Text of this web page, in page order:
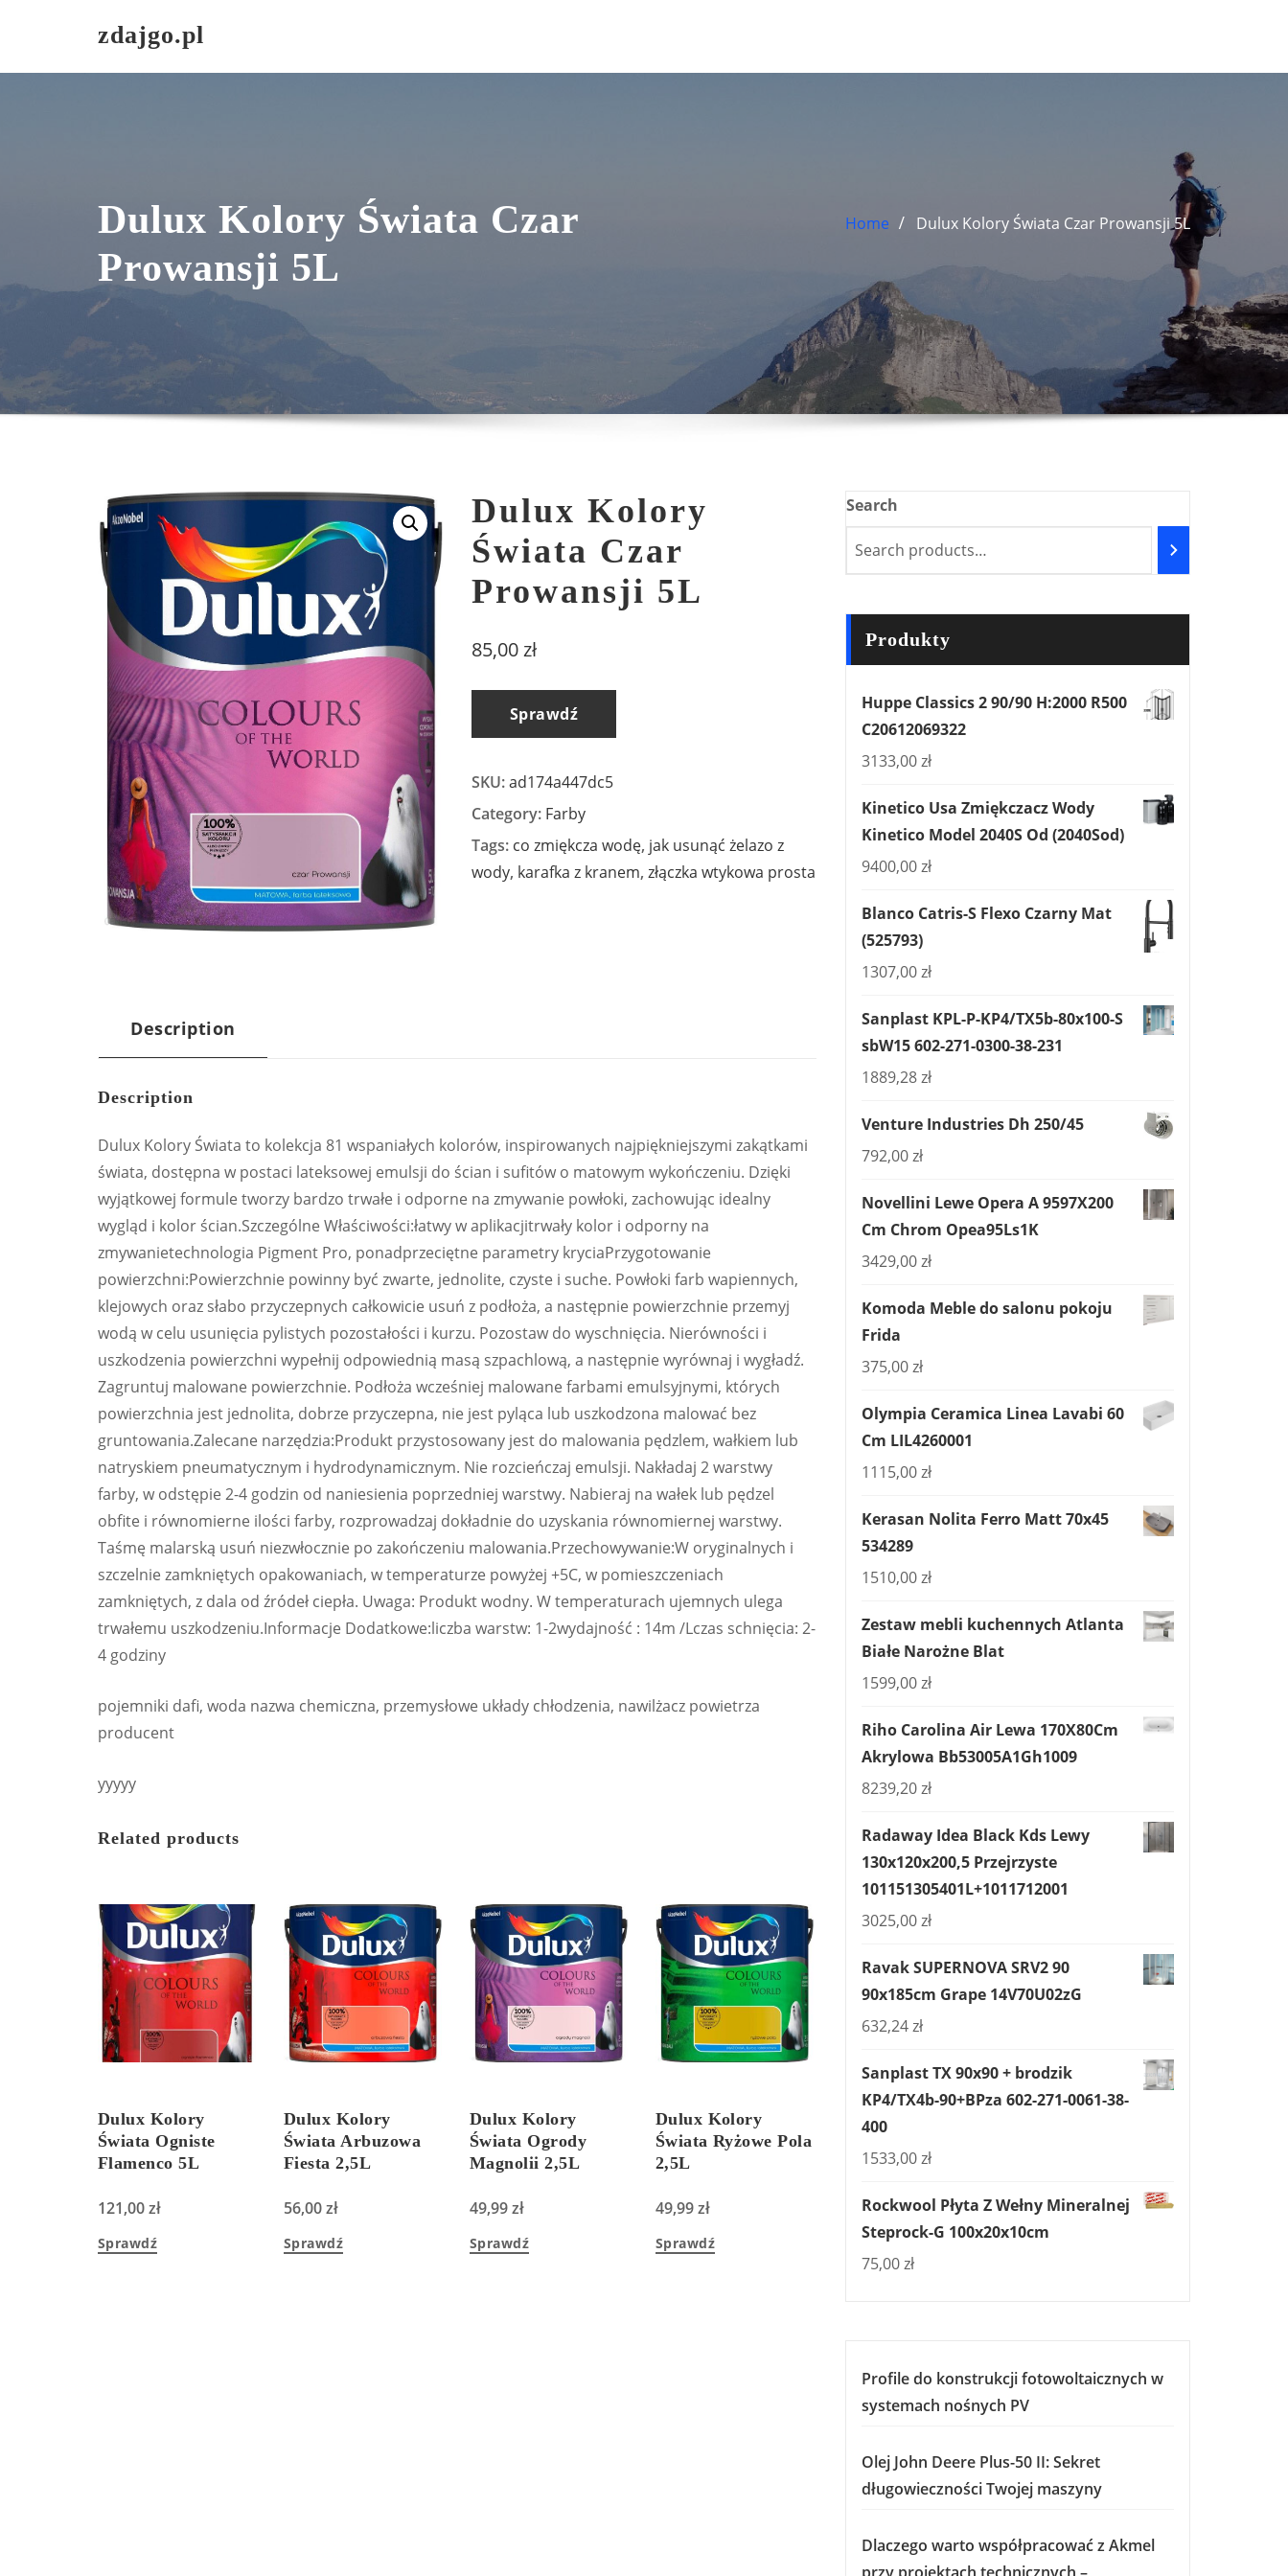
zdajgo.pl
Dulux Kolory Świata Czar
Prowansji 5L
Home Dulux Kolory Świata Czar Prowansji 5L
Dulux Kolory
Świata Czar
Prowansji 5L
85,00zł
Sprawdź
SKU:ad174a447dc5
Category: Farby
Tags: co zmiękcza wodę, jak usunąć żelazo z
wody, karafka z kranem, złączka wtykowa prosta
Description
Description
Dulux Kolory Świata to kolekcja 81 wspaniałych kolorów, inspirowanych najpiękniejszymi zakątkami
świata, dostępna w postaci lateksowej emulsji do ścian i sufitów o matowym wykończeniu. Dzięki
wyjątkowej formule tworzy bardzo trwałe i odporne na zmywanie powłoki, zachowując idealny
wygląd i kolor ścian.Szczególne Właściwości:łatwy w aplikacjitrwały kolor i odporny na
zmywanietechnologia Pigment Pro, ponadprzeciętne parametry kryciaPrzygotowanie
powierzchni:Powierzchnie powinny być zwarte, jednolite, czyste i suche. Powłoki farb wapiennych,
klejowych oraz słabo przyczepnych całkowicie usuń z podłoża, a następnie powierzchnie przemyj
wodą w celu usunięcia pylistych pozostałości i kurzu. Pozostaw do wyschnięcia. Nierówności i
uszkodzenia powierzchni wypełnij odpowiednią masą szpachlową, a następnie wyrównaj i wygładź.
Zagruntuj malowane powierzchnie. Podłoża wcześniej malowane farbami emulsyjnymi, których
powierzchnia jest jednolita, dobrze przyczepna, nie jest pyląca lub uszkodzona malować bez
gruntowania.Zalecane narzędzia:Produkt przystosowany jest do malowania pędzlem, wałkiem lub
natryskiem pneumatycznym i hydrodynamicznym. Nie rozcieńczaj emulsji. Nakładaj 2 warstwy
farby, w odstępie 2-4 godzin od naniesienia poprzedniej warstwy. Nabieraj na wałek lub pędzel
obfite i równomierne ilości farby, rozprowadzaj dokładnie do uzyskania równomiernej warstwy.
Taśmę malarską usuń niezwłocznie po zakończeniu malowania.Przechowywanie:W oryginalnych i
szczelnie zamkniętych opakowaniach, w temperaturze powyżej +5C, w pomieszczeniach
zamkniętych, z dala od źródeł ciepła. Uwaga: Produkt wodny. W temperaturach ujemnych ulega
trwałemu uszkodzeniu.Informacje Dodatkowe:liczba warstw: 1-2wydajność : 14m /Lczas schnięcia: 2-
4 godziny
pojemniki dafi, woda nazwa chemiczna, przemysłowe układy chłodzenia, nawilżacz powietrza
producent
yyyyy
Related products
Dulux Kolory
Świata Ogniste
Flamenco 5L
121,00zł
Sprawdź
Dulux Kolory
Świata Arbuzowa
Fiesta 2,5L
56,00zł
Sprawdź
Dulux Kolory
Świata Ogrody
Magnolii 2,5L
49,99zł
Sprawdź
Dulux Kolory
Świata Ryżowe Pola
2,5L
49,99zł
Sprawdź
Search
Produkty
Huppe Classics 2 90/90 H:2000 R500
C20612069322
3133,00zł
Kinetico Usa Zmiękczacz Wody
Kinetico Model 2040S Od (2040Sod)
9400,00zł
Blanco Catris-S Flexo Czarny Mat
(525793)
1307,00zł
Sanplast KPL-P-KP4/TX5b-80x100-S
sbW15 602-271-0300-38-231
1889,28zł
Venture Industries Dh 250/45
792,00zł
Novellini Lewe Opera A 9597X200
Cm Chrom Opea95Ls1K
3429,00zł
Komoda Meble do salonu pokoju
Frida
375,00zł
Olympia Ceramica Linea Lavabi 60
Cm LIL4260001
1115,00zł
Kerasan Nolita Ferro Matt 70x45
534289
1510,00zł
Zestaw mebli kuchennych Atlanta
Białe Narożne Blat
1599,00zł
Riho Carolina Air Lewa 170X80Cm
Akrylowa Bb53005A1Gh1009
8239,20zł
Radaway Idea Black Kds Lewy
130x120x200,5 Przejrzyste
101151305401L+1011712001
3025,00zł
Ravak SUPERNOVA SRV2 90
90x185cm Grape 14V70U02zG
632,24zł
Sanplast TX 90x90 + brodzik
KP4/TX4b-90+BPza 602-271-0061-38-
400
1533,00zł
Rockwool Płyta Z Wełny Mineralnej
Steprock-G 100x20x10cm
75,00zł
Profile do konstrukcji fotowoltaicznych w
systemach nośnych PV
Olej John Deere Plus-50 II: Sekret
długowieczności Twojej maszyny
Dlaczego warto współpracować z Akmel